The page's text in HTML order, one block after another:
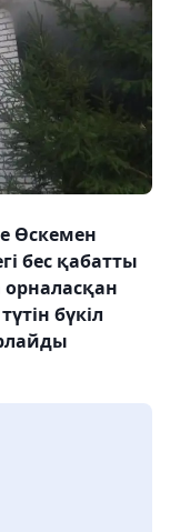
Өскемен
бес қабатты
орналасқан
бүкіл